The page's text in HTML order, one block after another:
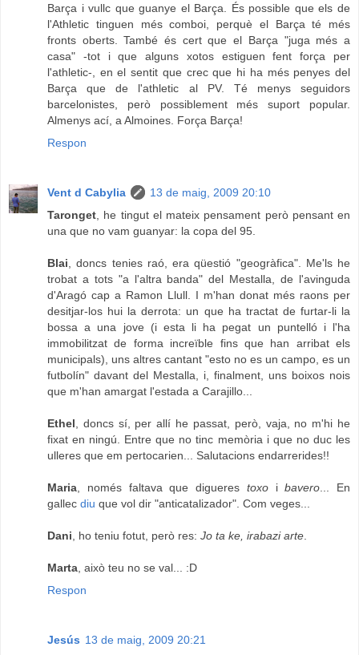
Barça i vullc que guanye el Barça. És possible que els de
l'Athletic tinguen més comboi, perquè el Barça té més
fronts oberts. També és cert que el Barça "juga més a
casa" -tot i que alguns xotos estiguen fent força per
l'athletic-, en el sentit que crec que hi ha més penyes del
Barça que de l'athletic al PV. Té menys seguidors
barcelonistes, però possiblement més suport popular.
Almenys ací, a Almoines. Força Barça!
Respon
Vent d Cabylia
13 de maig, 2009 20:10
Taronget, he tingut el mateix pensament però pensant en
una que no vam guanyar: la copa del 95.
Blai, doncs tenies raó, era qüestió "geogràfica". Me'ls he
trobat a tots "a l'altra banda" del Mestalla, de l'avinguda
d'Aragó cap a Ramon Llull. I m'han donat més raons per
desitjar-los hui la derrota: un que ha tractat de furtar-li la
bossa a una jove (i esta li ha pegat un puntelló i l'ha
immobilitzat de forma increïble fins que han arribat els
municipals), uns altres cantant "esto no es un campo, es un
futbolín" davant del Mestalla, i, finalment, uns boixos nois
que m'han amargat l'estada a Carajillo...
Ethel, doncs sí, per allí he passat, però, vaja, no m'hi he
fixat en ningú. Entre que no tinc memòria i que no duc les
ulleres que em pertocarien... Salutacions endarrerides!!
Maria, només faltava que digueres toxoibavero... En
gallec diu que vol dir "anticatalizador". Com veges...
Dani, ho teniu fotut, però res: Jo ta ke, irabazi arte.
Marta, això teu no se val... :D
Respon
Jesús 13 de maig, 2009 20:21